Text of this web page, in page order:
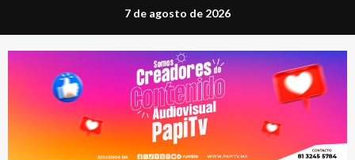
al
contenido
7 de agosto de 2026